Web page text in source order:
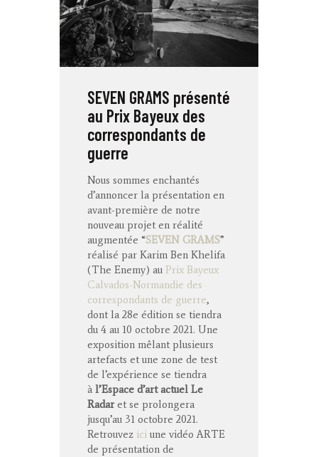
SEVEN GRAMS présenté
au Prix Bayeux des
correspondants de
guerre
Nous sommes enchantés
d’annoncer la présentation en
avant-première de notre
nouveau projet en réalité
augmentée “SEVEN GRAMS”
réalisé par Karim Ben Khelifa
(The Enemy) au Prix Bayeux
Calvados-Normandie des
correspondants de guerre,
dont la 28e édition se tiendra
du 4 au 10 octobre 2021. Une
exposition mêlant plusieurs
artefacts et une zone de test
de l’expérience se tiendra
à l’Espace d’art actuel Le
Radaret se prolongera
jusqu’au 31 octobre 2021.
Retrouvez ici une vidéo ARTE
de présentation de